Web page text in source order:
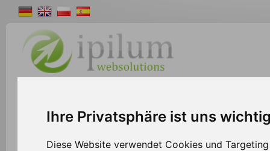
Ihre Privatsphäre ist uns
Diese Website verwendet Cookies und
>> Solutions